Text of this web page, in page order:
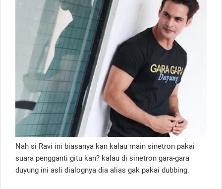
Nah si Ravi ini biasanya kan kalau main sinetron pakai
suara pengganti gitu kan? kalau di sinetron gara-gara
duyung ini asli dialognya dia alias gak pakai dubbing.